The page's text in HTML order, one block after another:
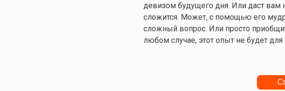
девизом будущего дня. Или даст вам
сложится. Может, с помощью его
сложный вопрос. Или просто
любом случае, этот опыт не будет